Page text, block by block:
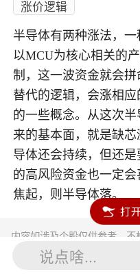
涨价逻辑
半导体有两种涨法，
以MCU为核心相关的
制，这一波资金就会
替代的逻辑，会涨相
的一些概念。从这次
来的基本面，就是缺
导体还会持续，但还
的高风险资金也一定
焦起，则半导体落。
内容如涉及个股仅供参考，不
投资有风险，入市须谨慎。
说点啥...